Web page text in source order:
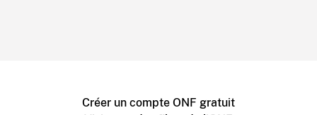
Créer un compte ONF gratuit